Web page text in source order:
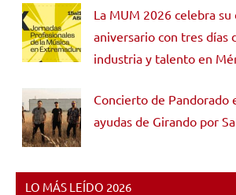
La MUM 2026 celebra su
aniversario con tres días
industria y talento en
Concierto de Pandorado
ayudas de Girando por
LO MÁS LEÍDO 2026